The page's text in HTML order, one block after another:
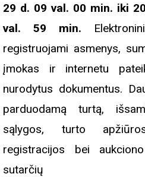
29 d. 09 val. 00 min. iki
val. 59 min.
registruojami asmenys,
įmokas ir internetu
nurodytus dokumentus.
parduodamą turtą,
sąlygos, turto
registracijos bei
sutarčių